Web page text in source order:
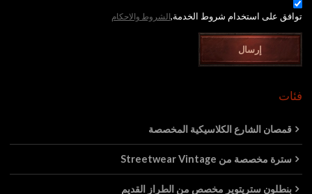
توافق على استخدام شروط الخدمة,الشروط والاحكام
إرسال
فئات
قمصان الشارع الكلاسيكية المخصصة
سترة مخصصة من Streetwear Vintage
بنطلون ستريتوير مخصص من الطراز القديم